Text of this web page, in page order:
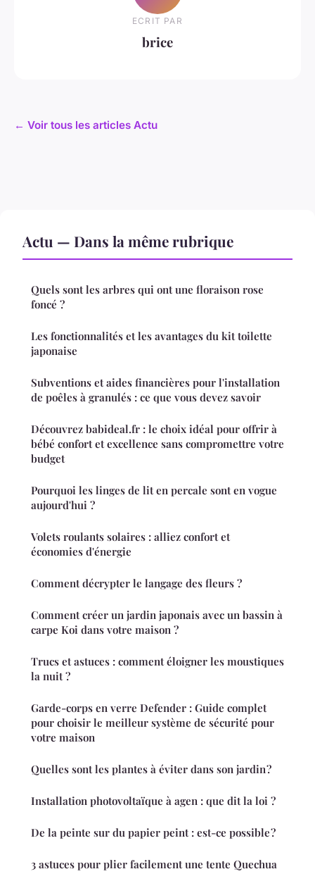
ECRIT PAR
brice
← Voir tous les articles Actu
Actu — Dans la même rubrique
Quels sont les arbres qui ont une floraison rose
foncé ?
Les fonctionnalités et les avantages du kit toilette
japonaise
Subventions et aides financières pour l'installation
de poêles à granulés : ce que vous devez savoir
Découvrez babideal.fr : le choix idéal pour offrir à
bébé confort et excellence sans compromettre votre
budget
Pourquoi les linges de lit en percale sont en vogue
aujourd'hui ?
Volets roulants solaires : alliez confort et
économies d'énergie
Comment décrypter le langage des fleurs ?
Comment créer un jardin japonais avec un bassin à
carpe Koi dans votre maison ?
Trucs et astuces : comment éloigner les moustiques
la nuit ?
Garde-corps en verre Defender : Guide complet
pour choisir le meilleur système de sécurité pour
votre maison
Quelles sont les plantes à éviter dans son jardin ?
Installation photovoltaïque à agen : que dit la loi ?
De la peinte sur du papier peint : est-ce possible ?
3 astuces pour plier facilement une tente Quechua